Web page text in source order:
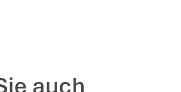
Geschäftsführers
pensionierten
Hat der Gesellschafter-